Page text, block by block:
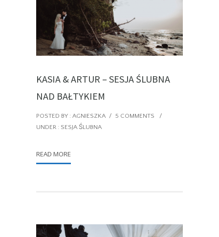
KASIA & ARTUR – SESJA ŚLUBNA
NAD BAŁTYKIEM
POSTED BY : AGNIESZKA / 5 COMMENTS
/
UNDER : SESJA ŚLUBNA
READ MORE